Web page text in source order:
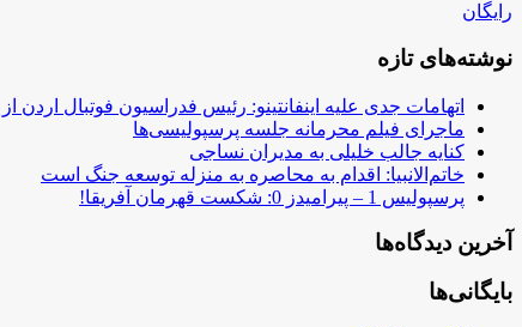
رایگان
نوشته‌های تازه
اتهامات جدی علیه اینفانتینو: رئیس فدراسیون فوتبال اردن
ماجرای فیلم محرمانه جلسه پرسپولیسی‌ها
کنایه جالب خلیلی به مدیران نساجی
خاتم‌الانبیا: اقدام به محاصره به منزله توسعه جنگ است
پرسپولیس 1 – پیرامیدز 0: شکست قهرمان آفریقا!
آخرین دیدگاه‌ها
بایگانی‌ها